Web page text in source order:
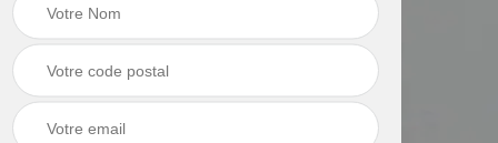
Isolation mur
intérieur 69
Pose de tapisserie
et toile de verre 69